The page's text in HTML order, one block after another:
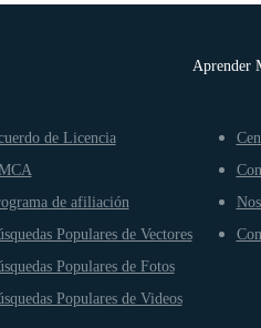
de Licencia
de afiliación
Populares de Vectores
Populares de Fotos
Populares de Videos
Aprender